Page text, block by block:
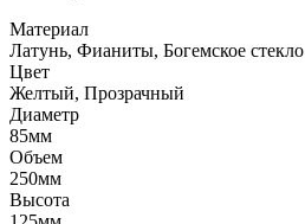
Материал
Латунь, Фианиты, Богемское стекло
Цвет
Желтый, Прозрачный
Диаметр
85мм
Объем
250мм
Высота